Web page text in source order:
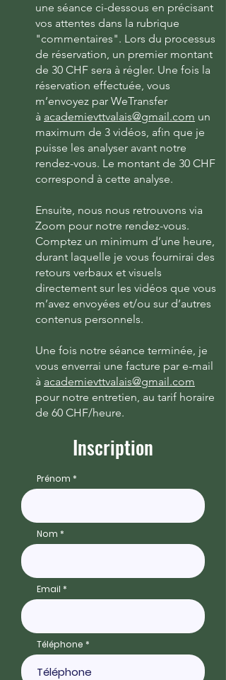
une séance ci-dessous en précisant
vos attentes dans la rubrique
"commentaires". Lors du processus
de réservation, un premier montant
de 30 CHF sera à régler. Une fois la
réservation effectuée, vous
m’envoyez par WeTransfer
à academievttvalais@gmail.com un
maximum de 3 vidéos, afin que je
puisse les analyser avant notre
rendez-vous. Le montant de 30 CHF
correspond à cette analyse.
Ensuite, nous nous retrouvons via
Zoom pour notre rendez-vous.
Comptez un minimum d’une heure,
durant laquelle je vous fournirai des
retours verbaux et visuels
directement sur les vidéos que vous
m’avez envoyées et/ou sur d’autres
contenus personnels.
Une fois notre séance terminée, je
vous enverrai une facture par e-mail
à academievttvalais@gmail.com
pour notre entretien, au tarif horaire
de 60 CHF/heure.
Inscription
Prénom
Nom
Email
Téléphone